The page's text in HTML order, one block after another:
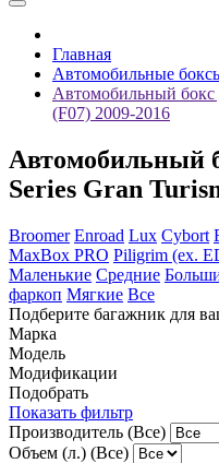
Главная
Автомобильные
Автомобильный бокс
(F07) 2009-2016
Автомобильный
Series Gran
Broomer Enroad Lux Cybort
MaxBox PRO Piligrim (ex.
Маленькие Средние
фаркоп Мягкие Все
Подберите багажник для
Марка
Модель
Модификации
Подобрать
Показать фильтр
Производитель (Все)
Объем (л.) (Все)